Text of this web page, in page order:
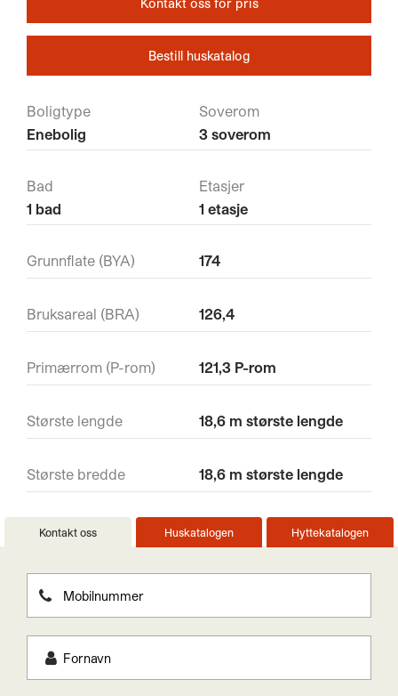
Bestill huskatalog
Boligtype
Enebolig
Soverom
3 soverom
Bad
1 bad
Etasjer
1 etasje
Grunnflate (BYA) 174
Bruksareal (BRA) 126,4
Primærrom (P-rom) 121,3 P-rom
Største lengde 18,6 m største lengde
Største bredde 18,6 m største lengde
Kontakt oss Huskatalogen Hyttekatalogen